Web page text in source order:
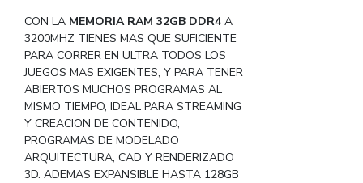
CON LA MEMORIA RAM 32GB DDR4 A
3200MHZ TIENES MAS QUE SUFICIENTE
PARA CORRER EN ULTRA TODOS LOS
JUEGOS MAS EXIGENTES, Y PARA TENER
ABIERTOS MUCHOS PROGRAMAS AL
MISMO TIEMPO, IDEAL PARA STREAMING
Y CREACION DE CONTENIDO,
PROGRAMAS DE MODELADO
ARQUITECTURA, CAD Y RENDERIZADO
3D. ADEMAS EXPANSIBLE HASTA 128GB